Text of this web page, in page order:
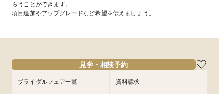
らうことができます。
項目追加やアップグレードなど希望を伝えましょう。
見学・相談予約
ブライダルフェア一覧 資料請求